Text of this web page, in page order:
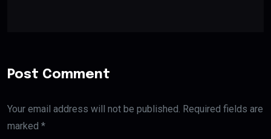
Post Comment
Your email address will not be published. Required fields are
marked *